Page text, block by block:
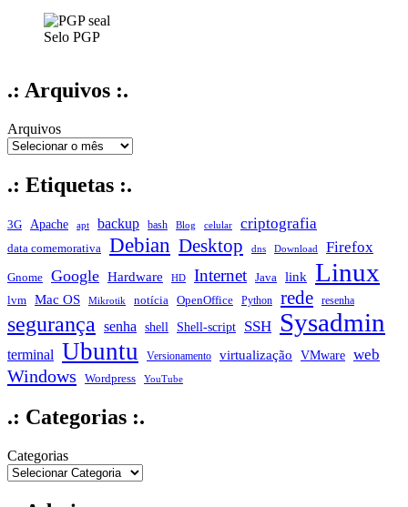
Selo PGP
.: Arquivos :.
Arquivos
.: Etiquetas :.
3G Apache apt backup bash Blog celular criptografia
data comemorativa Debian Desktop dns Download Firefox
Gnome Google Hardware HD Internet Java link Linux
lvm Mac OS Mikrotik notícia OpenOffice Python rede resenha
segurança senha shell Shell-script SSH Sysadmin
terminal Ubuntu Versionamento virtualização VMware web
Windows Wordpress YouTube
.: Categorias :.
Categorias